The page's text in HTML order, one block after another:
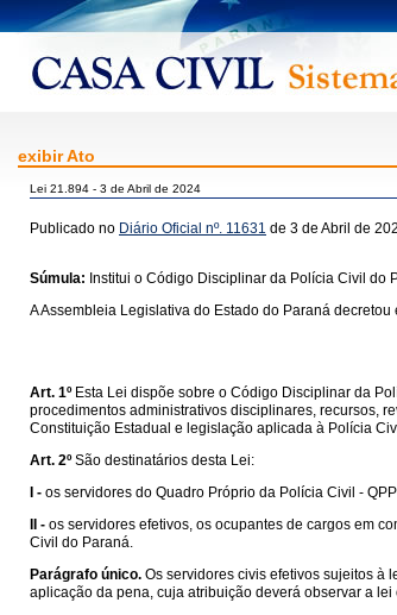
exibir Ato
Lei 21.894 - 3 de Abril de 2024
Publicado no Diário Oficial nº. 11631 de 3 de Abril de
Súmula: Institui o Código Disciplinar da Polícia Civil do
A Assembleia Legislativa do Estado do Paraná
Art. 1º Esta Lei dispõe sobre o Código Disciplinar da
procedimentos administrativos disciplinares, recursos,
Constituição Estadual e legislação aplicada à Polícia
Art. 2º São destinatários desta Lei:
I - os servidores do Quadro Próprio da Polícia Civil -
II - os servidores efetivos, os ocupantes de cargos em
Civil do Paraná.
Parágrafo único. Os servidores civis efetivos sujeitos à
aplicação da pena, cuja atribuição deverá observar a lei